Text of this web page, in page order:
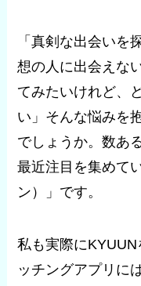
「真剣な出会いを
想の人に出会えな
てみたいけれど、
い」そんな悩みを
でしょうか。数あ
最近注目を集めて
ン）」です。
私も実際に
ッチングアプリに